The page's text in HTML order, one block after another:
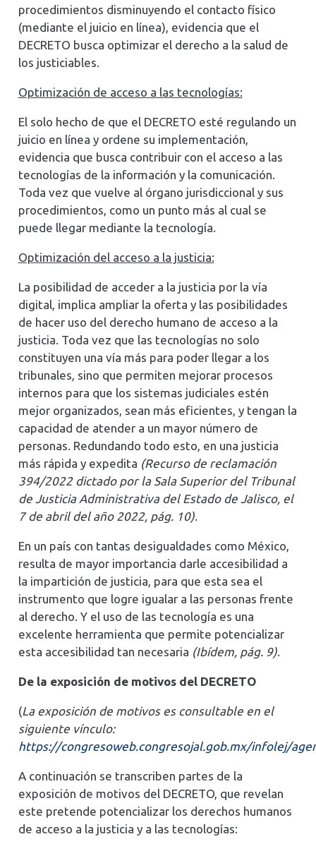
procedimientos disminuyendo el contacto físico
(mediante el juicio en línea), evidencia que el
DECRETO busca optimizar el derecho a la salud de
los justiciables.
Optimización de acceso a las tecnologías:
El solo hecho de que el DECRETO esté regulando un
juicio en línea y ordene su implementación,
evidencia que busca contribuir con el acceso a las
tecnologías de la información y la comunicación.
Toda vez que vuelve al órgano jurisdiccional y sus
procedimientos, como un punto más al cual se
puede llegar mediante la tecnología.
Optimización del acceso a la justicia:
La posibilidad de acceder a la justicia por la vía
digital, implica ampliar la oferta y las posibilidades
de hacer uso del derecho humano de acceso a la
justicia. Toda vez que las tecnologías no solo
constituyen una vía más para poder llegar a los
tribunales, sino que permiten mejorar procesos
internos para que los sistemas judiciales estén
mejor organizados, sean más eficientes, y tengan la
capacidad de atender a un mayor número de
personas. Redundando todo esto, en una justicia
más rápida y expedita (Recurso de reclamación
394/2022 dictado por la Sala Superior del Tribunal
de Justicia Administrativa del Estado de Jalisco, el
7 de abril del año 2022, pág. 10).
En un país con tantas desigualdades como México,
resulta de mayor importancia darle accesibilidad a
la impartición de justicia, para que esta sea el
instrumento que logre igualar a las personas frente
al derecho. Y el uso de las tecnología es una
excelente herramienta que permite potencializar
esta accesibilidad tan necesaria (Ibídem, pág. 9).
De la exposición de motivos del DECRETO
(La exposición de motivos es consultable en el
siguiente vínculo:
https://congresoweb.congresojal.gob.mx/infolej/
A continuación se transcriben partes de la
exposición de motivos del DECRETO, que revelan
este pretende potencializar los derechos humanos
de acceso a la justicia y a las tecnologías: